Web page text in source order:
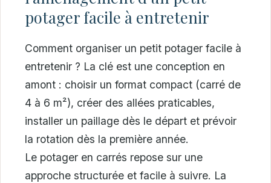
potager facile à entretenir
Comment organiser un petit potager facile à
entretenir ? La clé est une conception en
amont : choisir un format compact (carré de
4 à 6 m²), créer des allées praticables,
installer un paillage dès le départ et prévoir
la rotation dès la première année.
Le potager en carrés repose sur une
approche structurée et facile à suivre. La